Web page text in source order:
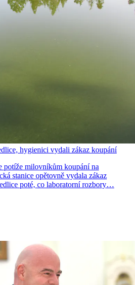
hygienici vydali zákaz koupání
potíže milovníkům koupání na
stanice opětovně vydala zákaz
poté, co laboratorní rozbory…